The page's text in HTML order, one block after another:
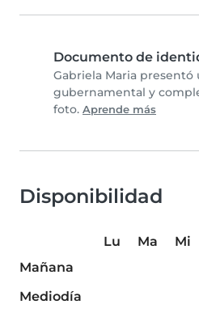
Documento de
Gabriela Maria
gubernamental y
foto. Aprende más
Disponibilidad
Lu Ma Mi
Mañana
Mediodía